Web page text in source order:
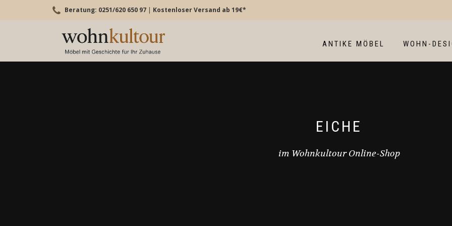
Beratung: 0251/620 650 97 | Kostenloser Versand ab 19€*
ANTIKE MÖBEL WOHN-
EICHE
im Wohnkultour Online-Shop